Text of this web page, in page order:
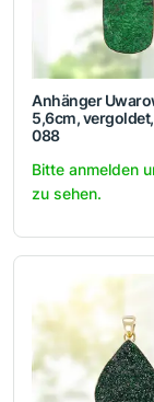
Anhänger
5,6cm,
088
Bitte anmelden
zu sehen.